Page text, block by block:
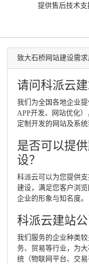
提供售后技术支
致大石桥网站建设需
请问科派云
我们为全国各地企业
APP开发、网站优化
定制开发的网站及系
是否可以提
设？
科派云可以为您提供
建设，满足您客户浏
企业的形象与知名度。
科派云建站
我们服务的企业种类
务、贸易等行业，为
统（物联网平台、交易